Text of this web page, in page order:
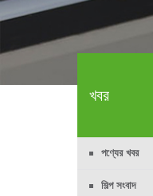
খবর
পণ্যের খবর
শিল্প সংবাদ